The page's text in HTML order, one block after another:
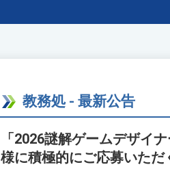
教務処 - 最新公告
「2026謎解ゲームデザイ
様に積極的にご応募いただ